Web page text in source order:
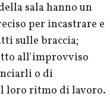
sala hanno un
per incastrare e
sulle braccia;
all'improvviso
o di
loro ritmo di lavoro.